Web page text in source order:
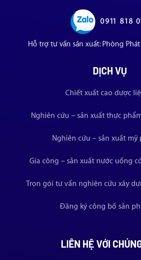
0911 818
Hỗ trợ tư vấn sản xuất: Phòng
DỊCH VỤ
Chiết xuất cao dược
Nghiên cứu – sản xuất thực
Nghiên cứu – sản xuất mỹ
Gia công – sản xuất nước uống
Trọn gói tư vấn nghiên cứu xây
Đăng ký công bố sản
LIÊN HỆ VỚI